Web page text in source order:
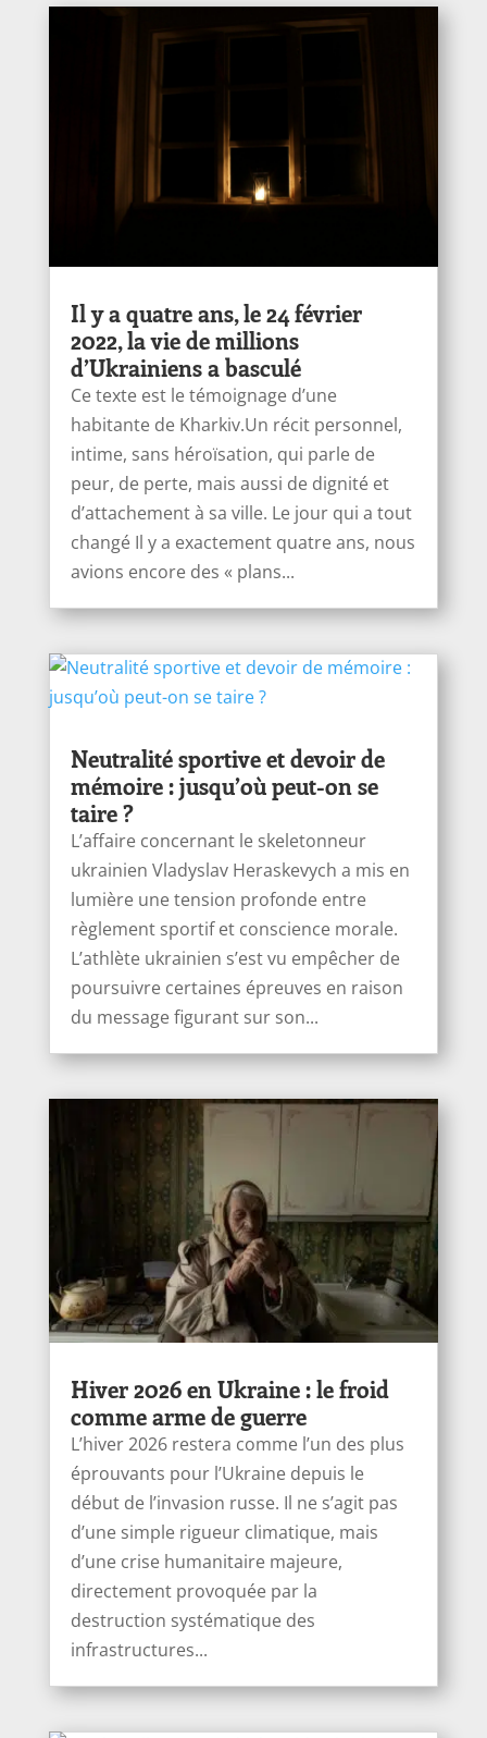
Il y a quatre ans, le 24 février
2022, la vie de millions
d’Ukrainiens a basculé
Ce texte est le témoignage d’une
habitante de Kharkiv.Un récit personnel,
intime, sans héroïsation, qui parle de
peur, de perte, mais aussi de dignité et
d’attachement à sa ville. Le jour qui a tout
changé Il y a exactement quatre ans, nous
avions encore des « plans...
Neutralité sportive et devoir de
mémoire : jusqu’où peut-on se
taire ?
L’affaire concernant le skeletonneur
ukrainien Vladyslav Heraskevych a mis en
lumière une tension profonde entre
règlement sportif et conscience morale.
L’athlète ukrainien s’est vu empêcher de
poursuivre certaines épreuves en raison
du message figurant sur son...
Hiver 2026 en Ukraine : le froid
comme arme de guerre
L’hiver 2026 restera comme l’un des plus
éprouvants pour l’Ukraine depuis le
début de l’invasion russe. Il ne s’agit pas
d’une simple rigueur climatique, mais
d’une crise humanitaire majeure,
directement provoquée par la
destruction systématique des
infrastructures...